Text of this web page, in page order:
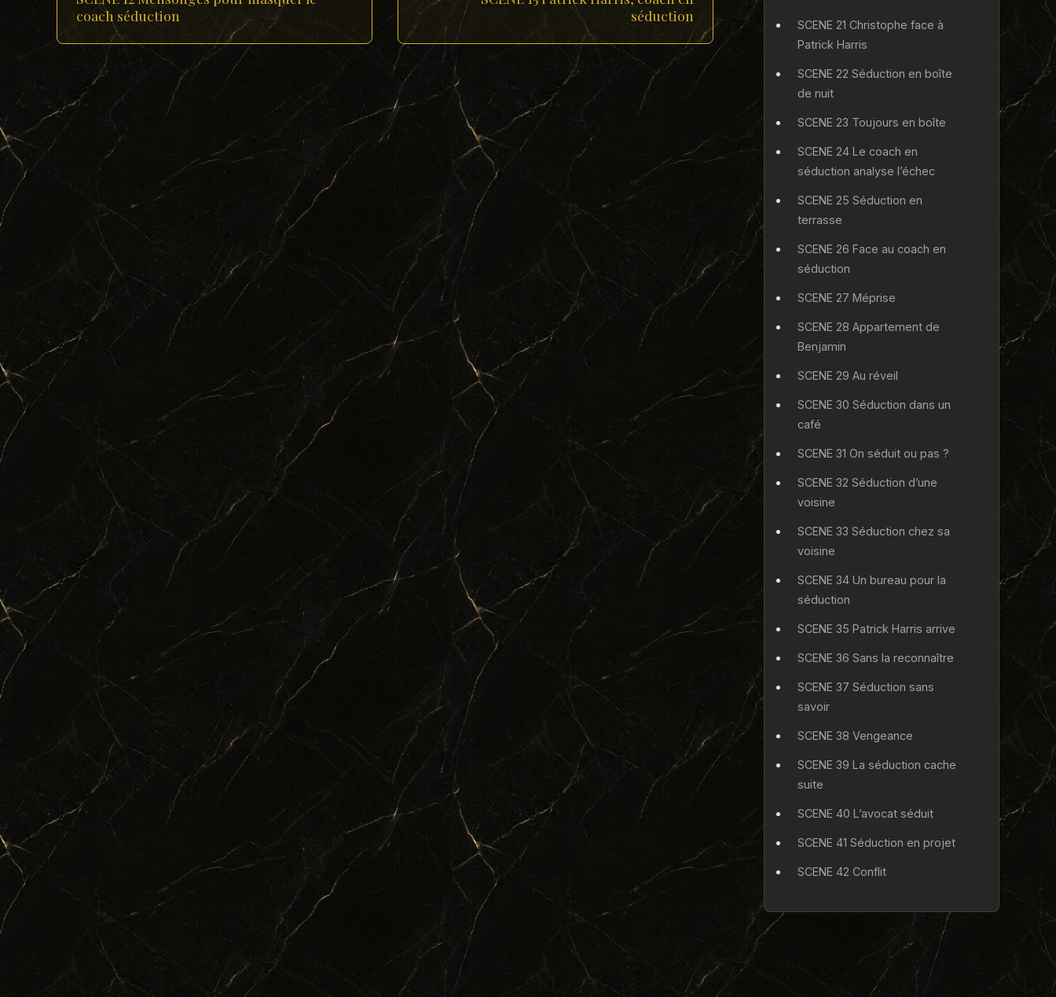
coach séduction
séduction
SCENE 21 Christophe face à
Patrick Harris
SCENE 22 Séduction en boîte
de nuit
SCENE 23 Toujours en boîte
SCENE 24 Le coach en
séduction analyse l’échec
SCENE 25 Séduction en
terrasse
SCENE 26 Face au coach en
séduction
SCENE 27 Méprise
SCENE 28 Appartement de
Benjamin
SCENE 29 Au réveil
SCENE 30 Séduction dans un
café
SCENE 31 On séduit ou pas ?
SCENE 32 Séduction d’une
voisine
SCENE 33 Séduction chez sa
voisine
SCENE 34 Un bureau pour la
séduction
SCENE 35 Patrick Harris arrive
SCENE 36 Sans la reconnaître
SCENE 37 Séduction sans
savoir
SCENE 38 Vengeance
SCENE 39 La séduction cache
suite
SCENE 40 L’avocat séduit
SCENE 41 Séduction en projet
SCENE 42 Conflit